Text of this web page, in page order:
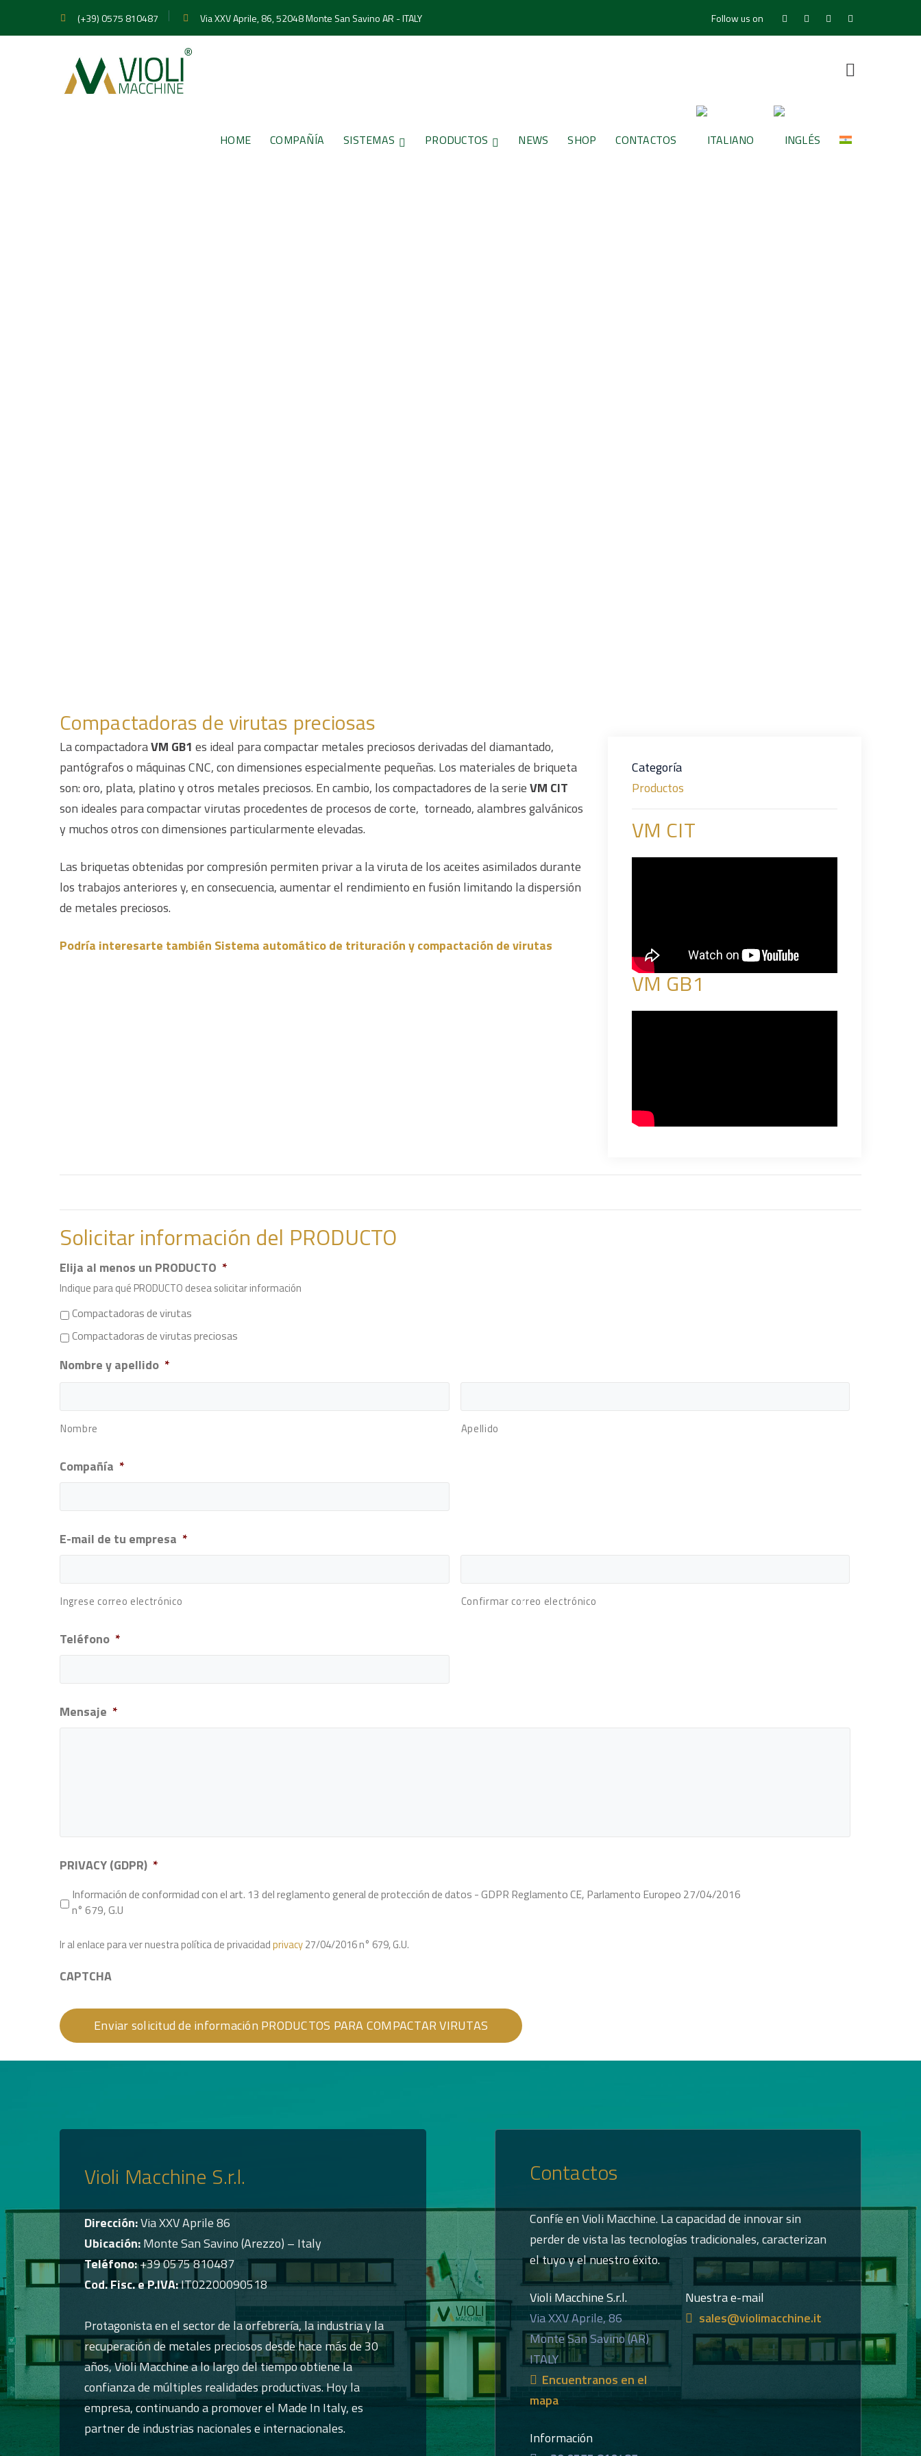
(+39) 0575 810487 Via XXV Aprile, 86, 52048 Monte San Savino AR - ITALY Follow us on
Facebook
Profile
Youtube
Profile
LinkedIn
ProfileProfile
HOME COMPAÑÍA SISTEMAS PRODUCTOS NEWS SHOP CONTACTOS
Compactadoras de virutas preciosas
La compactadoraVM GB1 es ideal para compactar metales preciosos derivadas del diamantado,
pantógrafos o máquinas CNC, con dimensiones especialmente pequeñas. Los materiales de briqueta
son: oro, plata, platino y otros metales preciosos. En cambio, los compactadores de la serieVM CIT
son ideales para compactar virutas procedentes de procesos de corte, torneado, alambres galvánicos
y muchos otros con dimensiones particularmente elevadas.
Las briquetas obtenidas por compresión permiten privar a la viruta de los aceites asimilados durante
los trabajos anteriores y, en consecuencia, aumentar el rendimiento en fusión limitando la dispersión
de metales preciosos.
Podría interesarte también Sistema automático de trituración y compactación de virutas
Categoría
Productos
VM CIT
VM GB1
Solicitar información del PRODUCTO
Elija al menos un PRODUCTO *
Indique para qué PRODUCTO desea solicitar información
Compactadoras de virutas
Compactadoras de virutas preciosas
Nombre y apellido *
Nombre Apellido
Compañía *
E-mail de tu empresa *
Ingrese correo electrónico Confirmar correo electrónico
Teléfono *
Mensaje *
PRIVACY (GDPR) *
Información de conformidad con el art. 13 del reglamento general de protección de datos - GDPR Reglamento CE, Parlamento Europeo 27/04/2016
n° 679, G.U
Ir al enlace para ver nuestra política de privacidadprivacy27/04/2016 n° 679, G.U.
CAPTCHA
Violi Macchine S.r.l.
Dirección:Via XXV Aprile 86
Ubicación:Monte San Savino (Arezzo) – Italy
Teléfono:+39 0575 810487
Cod. Fisc. e P.IVA:IT02200090518
Protagonista en el sector de la orfebrería, la industria y la
recuperación de metales preciosos desde hace más de 30
años, Violi Macchine a lo largo del tiempo obtiene la
confianza de múltiples realidades productivas. Hoy la
empresa, continuando a promover el Made In Italy, es
partner de industrias nacionales e internacionales.
Contactos
Confíe en Violi Macchine. La capacidad de innovar sin
perder de vista las tecnologías tradicionales, caracterizan
el tuyo y el nuestro éxito.
Violi Macchine S.r.l.
Via XXV Aprile, 86
Monte San Savino (AR)
ITALY
Encuentranos en el
mapa
Nuestra e-mail
sales@violimacchine.it
Información